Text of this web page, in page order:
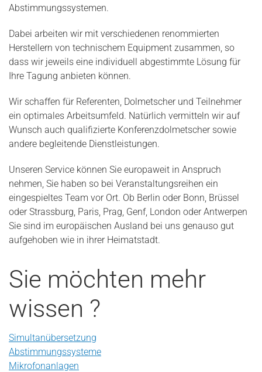
Abstimmungssystemen.
Dabei arbeiten wir mit verschiedenen renommierten
Herstellern von technischem Equipment zusammen, so
dass wir jeweils eine individuell abgestimmte Lösung für
Ihre Tagung anbieten können.
Wir schaffen für Referenten, Dolmetscher und Teilnehmer
ein optimales Arbeitsumfeld. Natürlich vermitteln wir auf
Wunsch auch qualifizierte Konferenzdolmetscher sowie
andere begleitende Dienstleistungen.
Unseren Service können Sie europaweit in Anspruch
nehmen, Sie haben so bei Veranstaltungsreihen ein
eingespieltes Team vor Ort. Ob Berlin oder Bonn, Brüssel
oder Strassburg, Paris, Prag, Genf, London oder Antwerpen
Sie sind im europäischen Ausland bei uns genauso gut
aufgehoben wie in ihrer Heimatstadt.
Sie möchten mehr
wissen ?
Simultanübersetzung
Abstimmungssysteme
Mikrofonanlagen